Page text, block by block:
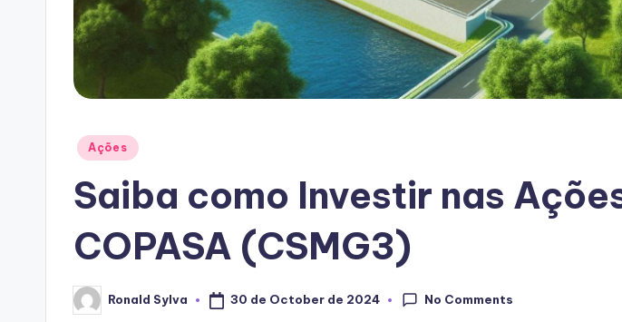
Posted
Ações
Saiba como Investir nas
COPASA (CSMG3)
Posted
by
Ronald Sylva 30 de October de 2024 No Comments